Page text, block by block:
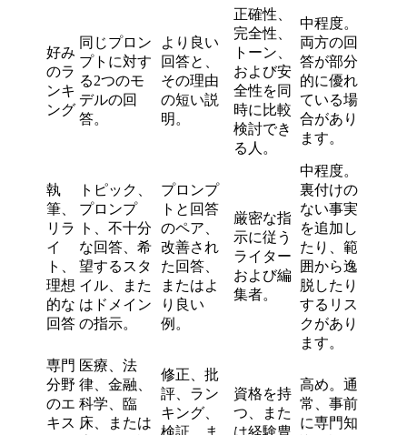
好み
のラ
ンキ
ング
同じプロン
プトに対す
る2つのモ
デルの回
答。
より良い
回答と、
その理由
の短い説
明。
正確性、
完全性、
トーン、
および安
全性を同
時に比較
検討でき
る人。
中程度。
両方の回
答が部分
的に優れ
ている場
合があり
ます。
執
筆、
リラ
イ
ト、
理想
的な
回答
トピック、
プロンプ
ト、不十分
な回答、希
望するスタ
イル、また
はドメイン
の指示。
プロンプ
トと回答
のペア、
改善され
た回答、
またはよ
り良い
例。
厳密な指
示に従う
ライター
および編
集者。
中程度。
裏付けの
ない事実
を追加し
たり、範
囲から逸
脱したり
するリス
クがあり
ます。
専門
分野
のエ
キス
医療、法
律、金融、
科学、臨
床、または
修正、批
評、ラン
キング、
検証、ま
資格を持
つ、また
は経験豊
高め。通
常、事前
に専門知